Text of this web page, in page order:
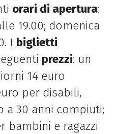
orari di apertura:
19.00; domenica
I biglietti
prezzi: un
14 euro
per disabili,
a 30 anni compiuti;
bambini e ragazzi